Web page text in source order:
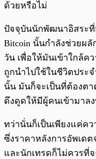
ด้วยหรือไม่
ปัจจุบันนักพัฒนาอิสระ
Bitcoin นั้นกำลังช่วยผ
วัน เพื่อให้มันเข้าใกล้ค
ถูกนำไปใช้ในชีวิตประ
นั้น มันก็จะเป็นที่ต้องต
ดึงดูดให้มีผู้คนเข้ามาล
ทว่านั่นก็เป็นเพียงแค่ค
ซึ่งราคาหลังการอัพเด
และนักเทรดก็ไม่ควรที่